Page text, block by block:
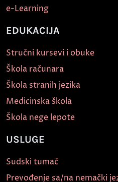
e-Learning
EDUKACIJA
Stručni kursevi i obuke
Škola računara
Škola stranih jezika
Medicinska škola
Škola nege lepote
USLUGE
Sudski tumač
Prevođenje sa/na nemački